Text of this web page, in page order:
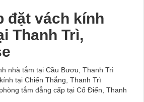
đặt vách kính
Thanh Trì,
nhà tắm tại Cầu Bươu, Thanh Trì
tại Chiến Thắng, Thanh Trì
tắm đẳng cấp tại Cổ Điển, Thanh